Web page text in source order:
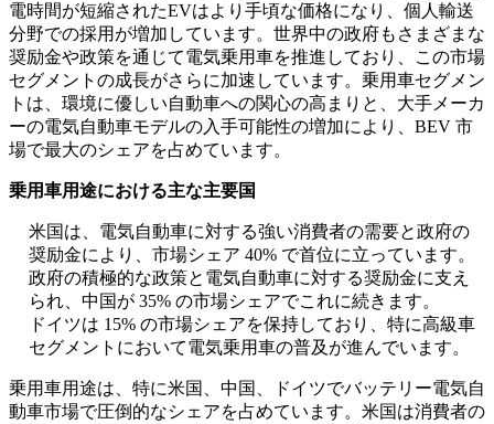
電時間が短縮されたEVはより手頃な価格になり、個人輸送
分野での採用が増加しています。世界中の政府もさまざまな
奨励金や政策を通じて電気乗用車を推進しており、この市場
セグメントの成長がさらに加速しています。乗用車セグメン
トは、環境に優しい自動車への関心の高まりと、大手メーカ
ーの電気自動車モデルの入手可能性の増加により、BEV 市
場で最大のシェアを占めています。
乗用車用途における主な主要国
米国は、電気自動車に対する強い消費者の需要と政府の
奨励金により、市場シェア 40% で首位に立っています。
政府の積極的な政策と電気自動車に対する奨励金に支え
られ、中国が 35% の市場シェアでこれに続きます。
ドイツは 15% の市場シェアを保持しており、特に高級車
セグメントにおいて電気乗用車の普及が進んでいます。
乗用車用途は、特に米国、中国、ドイツでバッテリー電気自
動車市場で圧倒的なシェアを占めています。米国は消費者の